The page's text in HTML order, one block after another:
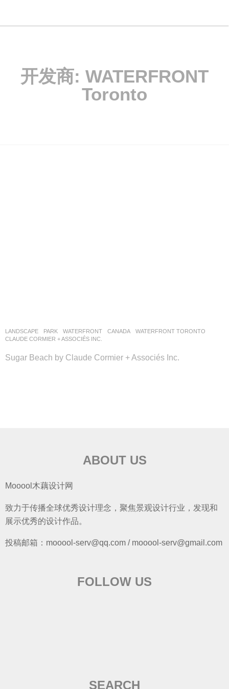
开发商: WATERFRONT
Toronto
LANDSCAPE PARK ,WATERFRONT CANADA
WATERFRONT TORONTO
CLAUDE CORMIER + ASSOCIÉS INC.
Sugar Beach by Claude Cormier + Associés Inc.
ABOUT US
Mooool木藕设计网
致力于传播全球优秀设计理念，聚焦景观设计行业，发现和
展示优秀的设计作品。
投稿邮箱：mooool-serv@qq.com / mooool-serv@gmail.com
FOLLOW US
SEARCH